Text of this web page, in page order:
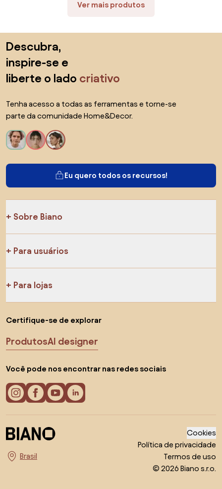
Ver mais produtos
Descubra,
inspire-se e
liberte o lado criativo
Tenha acesso a todas as ferramentas e torne-se
parte da comunidade Home&Decor.
Eu quero todos os recursos!
Sobre Biano
Para usuários
Para lojas
Certifique-se de explorar
ProdutosAI designer
Você pode nos encontrar nas redes sociais
Escolha o país
Cookies
Política de privacidade
Termos de uso
© 2026 Biano s.r.o.